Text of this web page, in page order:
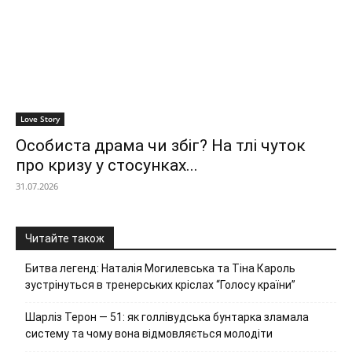
Love Story
Особиста драма чи збіг? На тлі чуток
про кризу у стосунках...
31.07.2026
Читайте також
Битва легенд: Наталія Могилевська та Тіна Кароль
зустрінуться в тренерських кріслах “Голосу країни”
Шарліз Терон — 51: як голлівудська бунтарка зламала
систему та чому вона відмовляється молодіти